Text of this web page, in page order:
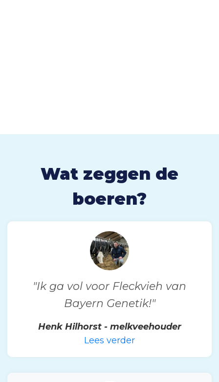
Wat zeggen de
boeren?
"Ik ga vol voor Fleckvieh van
Bayern Genetik!"
Henk Hilhorst - melkveehouder
Lees verder